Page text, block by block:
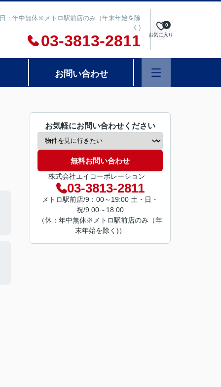
：年中無休※メトロ駅前店のみ（年末年始を除
く)
03-3813-2811 お気に入り
0
お問い合わせ
お気軽にお問い合わせください
無料お問い合わせ
株式会社エイコーポレーション
03-3813-2811
メトロ駅前店/9：00～19:00 土・日・
祝/9:00～18:00
（休：年中無休※メトロ駅前店のみ（年
末年始を除く)）